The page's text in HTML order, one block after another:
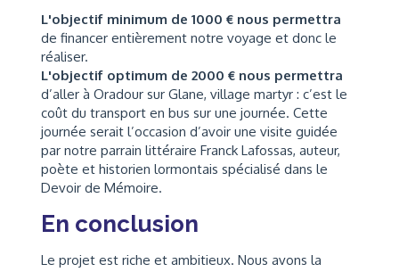
L'objectif minimum de 1000 € nous permettra
de financer entièrement notre voyage et donc le
réaliser.
L'objectif optimum de 2000 € nous permettra
d’aller à Oradour sur Glane, village martyr : c’est le
coût du transport en bus sur une journée. Cette
journée serait l’occasion d’avoir une visite guidée
par notre parrain littéraire Franck Lafossas, auteur,
poète et historien lormontais spécialisé dans le
Devoir de Mémoire.
En conclusion
Le projet est riche et ambitieux. Nous avons la